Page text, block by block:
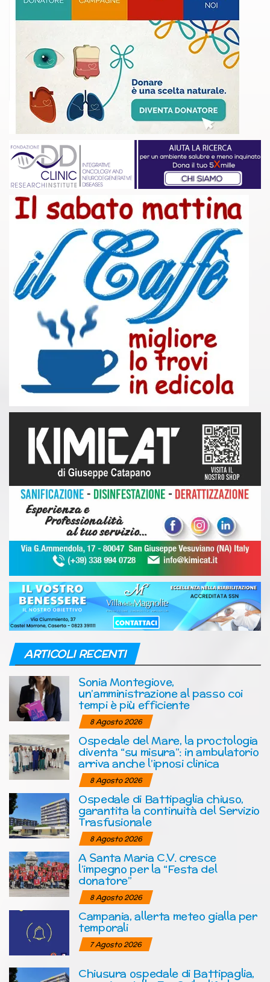
ARTICOLI RECENTI
Sonia Montegiove,
un’amministrazione al passo coi
tempi è più efficiente
8 Agosto 2026
Ospedale del Mare, la proctologia
diventa “su misura”: in ambulatorio
arriva anche l’ipnosi clinica
8 Agosto 2026
Ospedale di Battipaglia chiuso,
garantita la continuità del Servizio
Trasfusionale
8 Agosto 2026
A Santa Maria C.V. cresce
l’impegno per la “Festa del
donatore”
8 Agosto 2026
Campania, allerta meteo gialla per
temporali
7 Agosto 2026
Chiusura ospedale di Battipaglia,